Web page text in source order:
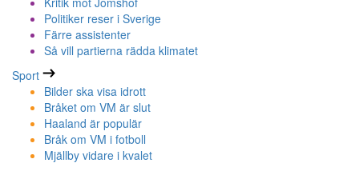
Politiker reser i Sverige
Färre assistenter
Så vill partierna rädda klimatet
Sport
Bilder ska visa idrott
Bråket om VM är slut
Haaland är populär
Bråk om VM i fotboll
Mjällby vidare i kvalet